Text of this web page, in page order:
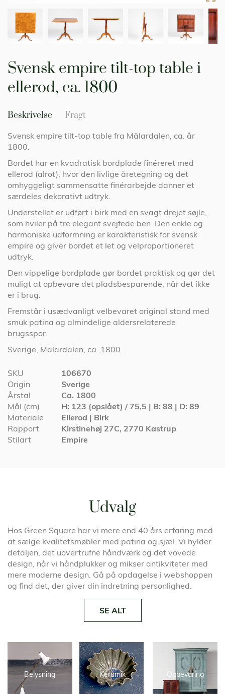
Svensk empire tilt-top table i
ellerod, ca. 1800
Beskrivelse
Svensk empire tilt-top table fra Mälardalen, ca. år
1800.
Bordet har en kvadratisk bordplade finéreret med
ellerod (alrot), hvor den livlige åretegning og det
omhyggeligt sammensatte finérarbejde danner et
særdeles dekorativt udtryk.
Understellet er udført i birk med en svagt drejet søjle,
som hviler på tre elegant svejfede ben. Den enkle og
harmoniske udformning er karakteristisk for svensk
empire og giver bordet et let og velproportioneret
udtryk.
Den vippelige bordplade gør bordet praktisk og gør det
muligt at opbevare det pladsbesparende, når det ikke
er i brug.
Fremstår i usædvanligt velbevaret original stand med
smuk patina og almindelige aldersrelaterede
brugsspor.
Sverige, Mälardalen, ca. 1800.
Specifikationer
SKU
106670
Origin
Sverige
Årstal
Ca. 1800
Mål (cm)
H: 123 (opslået) / 75,5 | B: 88 | D: 89
Materiale
Ellerod | Birk
Rapport
Kirstinehøj 27C, 2770 Kastrup
Stilart
Empire
Fragt
starten
billedgalleriet
Belysning Keramik Opbevaring
Udvalg
Hos Green Square har vi mere end 40 års erfaring med
at sælge kvalitetsmøbler med patina og sjæl. Vi hylder
detaljen, det uovertrufne håndværk og det vovede
design, når vi håndplukker og mikser antikviteter med
mere moderne design. Gå på opdagelse i webshoppen
og find det, der giver din indretning personlighed.
SE ALT